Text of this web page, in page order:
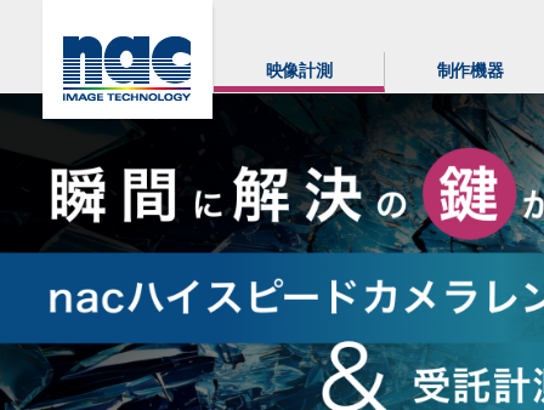
映像計測 制作機器